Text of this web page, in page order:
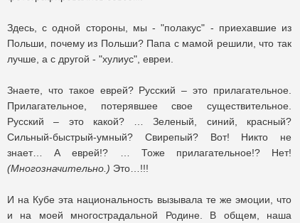
Здесь, с одной стороны, мы - "полакус" - приехавшие из
Польши, почему из Польши? Папа с мамой решили, что так
лучше, а с другой - "хулиус", евреи.
Знаете, что такое еврей? Русский – это прилагательное.
Прилагательное, потерявшее свое существительное.
Русский – это какой? … Зеленый, синий, красный?
Сильный-быстрый-умный? Свирепый? Вот! Никто не
знает… А еврей!? … Тоже прилагательное!? Нет!
(Многозначительно.) Это…!!!
И на Кубе эта национальность вызывала те же эмоции, что
и на моей многострадальной Родине. В общем, наша